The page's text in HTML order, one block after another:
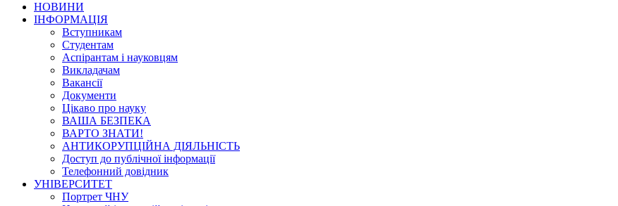
НОВИНИ
ІНФОРМАЦІЯ
Вступникам
Студентам
Аспірантам і науковцям
Викладачам
Вакансії
Документи
Цікаво про науку
ВАША БЕЗПЕКА
ВАРТО ЗНАТИ!
АНТИКОРУПЦІЙНА ДІЯЛЬНІСТЬ
Доступ до публічної інформації
Телефонний довідник
УНІВЕРСИТЕТ
Портрет ЧНУ